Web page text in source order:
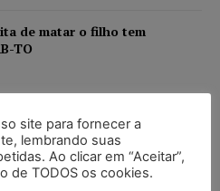
de matar o filho tem
TO
CBS na compra de veículos
e autistas de todos os
site para fornecer a
lembrando suas
Ao clicar em “Aceitar”,
de TODOS os cookies.